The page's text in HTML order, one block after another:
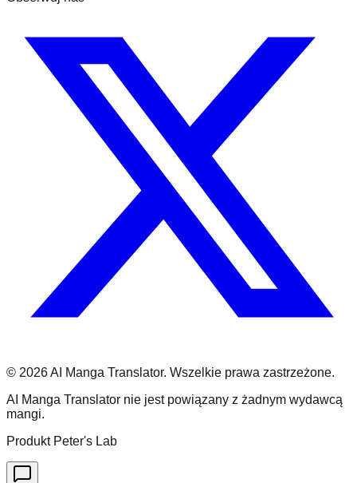
© 2026AI Manga Translator. Wszelkie prawa zastrzeżone.
AI Manga Translator nie jest powiązany z żadnym wydawcą
mangi.
Produkt Peter's Lab